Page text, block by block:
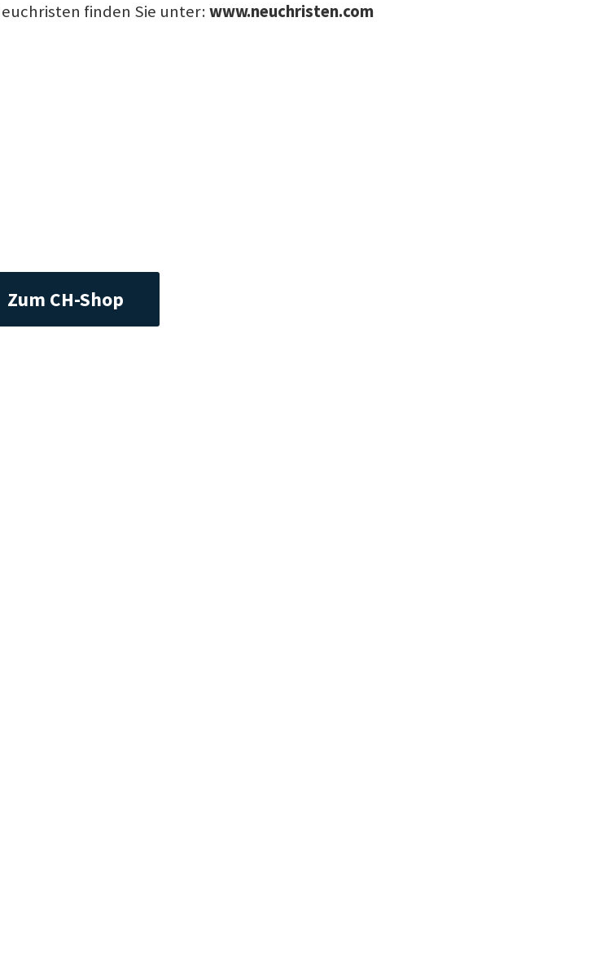
finden Sie unter:www.neuchristen.com
Zum CH-Shop